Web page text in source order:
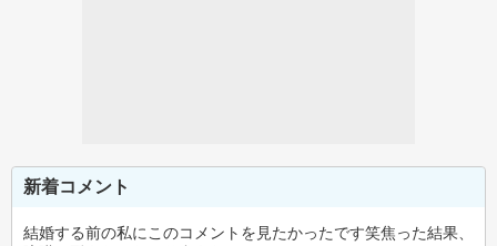
新着コメント
結婚する前の私にこのコメントを見たかったです笑焦った結果、